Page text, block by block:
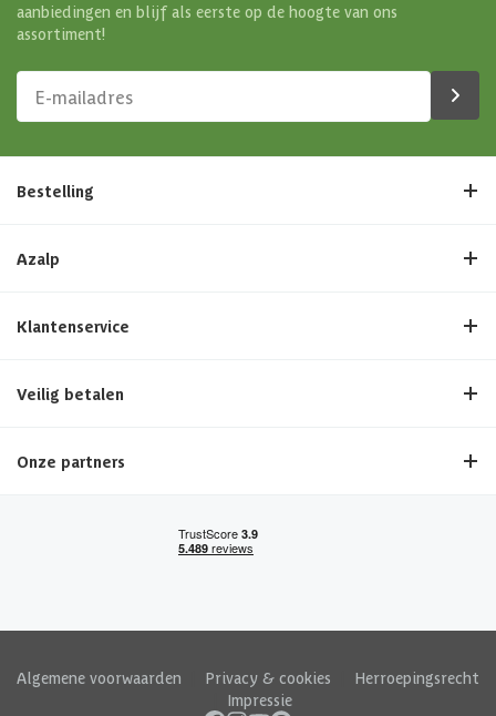
aanbiedingen en blijf als eerste op de hoogte van ons
assortiment!
Bestelling
Azalp
Klantenservice
Veilig betalen
Onze partners
Algemene voorwaarden Privacy & cookies
Herroepingsrecht
Impressie